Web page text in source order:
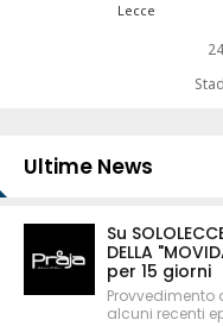
Lecce
Ultime News
Su
DELLA
per 15 giorni
Provvedimento
alcuni recenti